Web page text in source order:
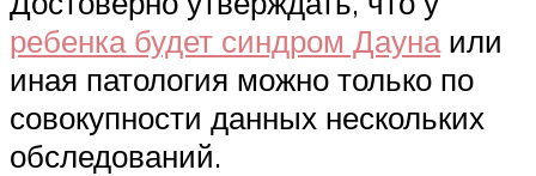
ребенка будет синдром Даунаили
иная патология можно только по
совокупности данных нескольких
обследований.